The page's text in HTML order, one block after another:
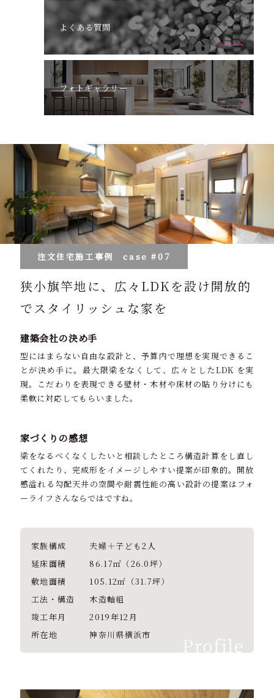
よくある質問
フォトギャラリー
注文住宅施工事例case #07
狭小旗竿地に、広々LDKを設け開放的
でスタイリッシュな家を
建築会社の決め手
型にはまらない自由な設計と、予算内で理想を実現できるこ
とが決め手に。最大限梁をなくして、広々としたLDK を実
現。こだわりを表現できる壁材・木材や床材の貼り分けにも
柔軟に対応してもらいました。
家づくりの感想
梁をなるべくなくしたいと相談したところ構造計算をし直し
てくれたり、完成形をイメージしやすい提案が印象的。開放
感溢れる勾配天井の空間や耐震性能の高い設計の提案はフォ
ーライフさんならではですね。
家族構成
夫婦＋子ども2人
延床面積
86.17㎡（26.0坪）
敷地面積
105.12㎡（31.7坪）
工法・構造
木造軸組
竣工年月
2019年12月
所在地
神奈川県横浜市